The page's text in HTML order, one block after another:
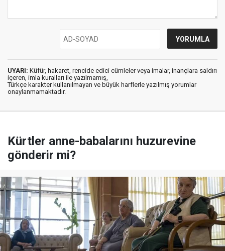
UYARI: Küfür, hakaret, rencide edici cümleler veya imalar, inançlara saldırı
içeren, imla kuralları ile yazılmamış,
Türkçe karakter kullanılmayan ve büyük harflerle yazılmış yorumlar
onaylanmamaktadır.
Kürtler anne-babalarını huzurevine
gönderir mi?